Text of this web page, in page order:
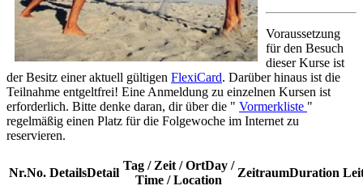
Voraussetzung
für den Besuch
dieser Kurse ist
der Besitz einer aktuell gültigen FlexiCard. Darüber hinaus ist die
Teilnahme entgeltfrei! Eine Anmeldung zu einzelnen Kursen ist
erforderlich. Bitte denke daran, dir über die " Vormerkliste "
regelmäßig einen Platz für die Folgewoche im Internet zu
reservieren.
Nr.No. DetailsDetail
Tag / Zeit / OrtDay /
Time / Location
ZeitraumDuration